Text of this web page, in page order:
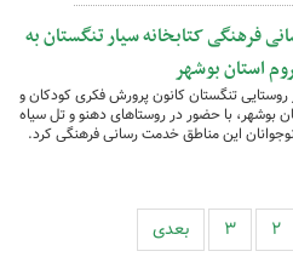
فرهنگی کتابخانه سیار تنگستان به
استان بوشهر
روستایی تنگستان کانون پرورش فکری کودکان و
بوشهر، با حضور در روستاهای دهنو و تل سیاه
این مناطق خدمت رسانی فرهنگی کرد.
۲ ۳ بعدی